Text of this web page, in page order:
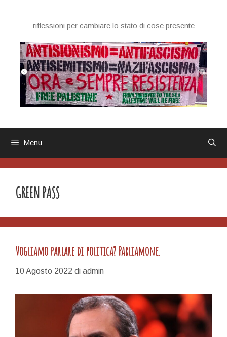
contenutoriflessioni per cambiare lo stato di cose presente
Menu
GREEN PASS
Vogliamo parlare di politica? Parliamone.
10 Agosto 2022 di admin